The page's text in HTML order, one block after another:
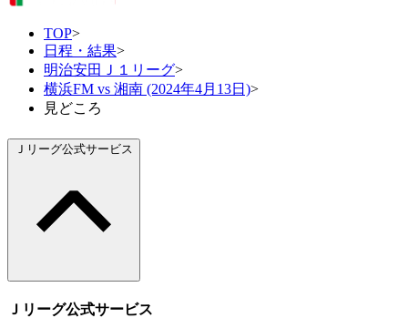
TOP>
日程・結果>
明治安田Ｊ１リーグ>
横浜FM vs 湘南 (2024年4月13日)>
見どころ
Ｊリーグ公式サービス
Ｊリーグ公式サービス